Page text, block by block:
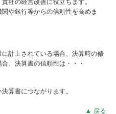
社の経営改善に役立ちます。
や銀行等からの信頼性を高めま
計上されている場合、決算時の修
、決算書の信頼性は・・・
算書につながります。
▲ 戻る